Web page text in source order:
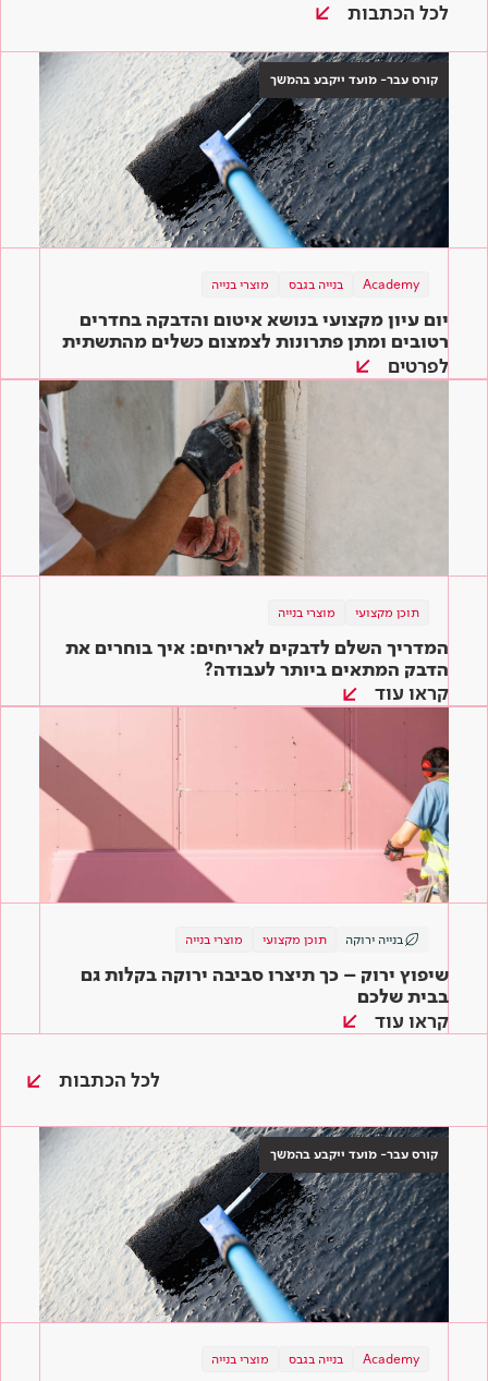
לכל הכתבות
קורס עבר- מועד ייקבע בהמשך
Academy בנייה בגבס מוצרי בנייה
יום עיון מקצועי בנושא איטום והדבקה בחדרים
רטובים ומתן פתרונות לצמצום כשלים מהתשתית
ועד הגמר
לפרטים
תוכן מקצועי מוצרי בנייה
המדריך השלם לדבקים לאריחים: איך בוחרים את
הדבק המתאים ביותר לעבודה?
קראו עוד
בנייה ירוקה תוכן מקצועי מוצרי בנייה
שיפוץ ירוק – כך תיצרו סביבה ירוקה בקלות גם
בבית שלכם
קראו עוד
לכל הכתבות
קורס עבר- מועד ייקבע בהמשך
Academy בנייה בגבס מוצרי בנייה תוכן מקצועי מוצרי בנייה בנייה ירוקה תוכן מקצועי מוצרי בנייה